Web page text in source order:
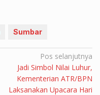
Sumbar
Pos selanjutnya
Jadi Simbol Nilai Luhur,
Kementerian ATR/BPN
Laksanakan Upacara Hari